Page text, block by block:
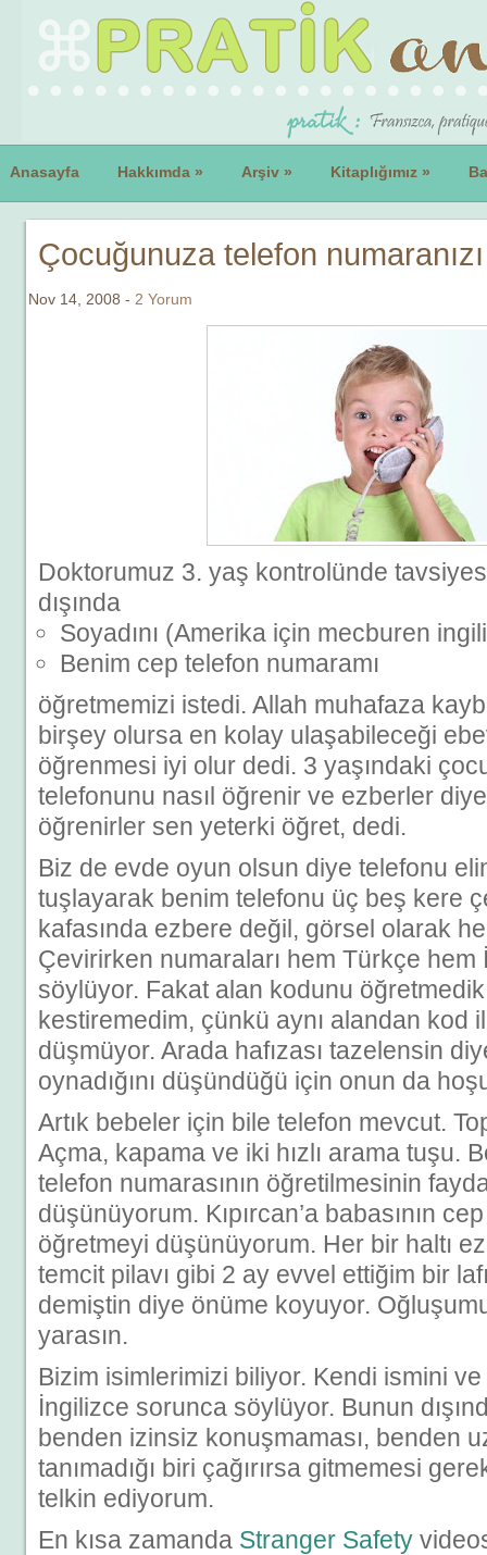
Anasayfa Hakkımda » Arşiv » Kitaplığımız »
Çocuğunuza telefon
Nov 14, 2008 - 2 Yorum
Doktorumuz 3. yaş kontrolünde tavsiyesi
dışında
Soyadını (Amerika için mecburen
Benim cep telefon numaramı
öğretmemizi istedi. Allah muhafaza
birşey olursa en kolay ulaşabileceği
öğrenmesi iyi olur dedi. 3 yaşındaki
telefonunu nasıl öğrenir ve ezberler
öğrenirler sen yeterki öğret, dedi.
Biz de evde oyun olsun diye telefonu
tuşlayarak benim telefonu üç beş kere
kafasında ezbere değil, görsel olarak
Çevirirken numaraları hem Türkçe hem
söylüyor. Fakat alan kodunu
kestiremedim, çünkü aynı alandan kod
düşmüyor. Arada hafızası tazelensin
oynadığını düşündüğü için onun da
Artık bebeler için bile telefon mevcut.
Açma, kapama ve iki hızlı arama tuşu.
telefon numarasının öğretilmesinin
düşünüyorum. Kıpırcan’a babasının
öğretmeyi düşünüyorum. Her bir haltı
temcit pilavı gibi 2 ay evvel ettiğim bir
demiştin diye önüme koyuyor.
yarasın.
Bizim isimlerimizi biliyor. Kendi ismini ve
İngilizce sorunca söylüyor. Bunun
benden izinsiz konuşmaması, benden
tanımadığı biri çağırırsa gitmemesi
telkin ediyorum.
En kısa zamanda Stranger Safety